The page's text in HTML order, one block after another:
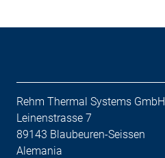
Rehm Thermal Systems GmbH
Leinenstrasse 7
89143 Blaubeuren-Seissen
Alemania